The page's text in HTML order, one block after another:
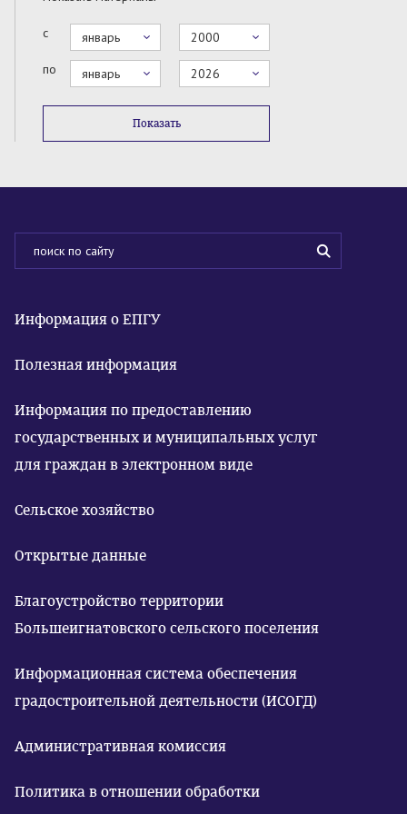
с январь
2000
по
январь 2026
Показать
Информация о ЕПГУ
Полезная информация
Информация по предоставлению
государственных и муниципальных услуг
для граждан в электронном виде
Сельское хозяйство
Открытые данные
Благоустройство территории
Большеигнатовского сельского поселения
Информационная система обеспечения
градостроительной деятельности (ИСОГД)
Административная комиссия
Политика в отношении обработки